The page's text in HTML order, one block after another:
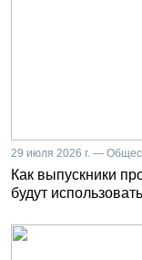
29 июля 2026 г. —
Как выпускники
будут